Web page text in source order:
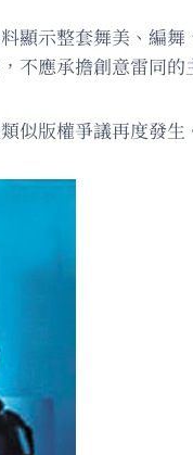
示整套舞美、編
不應承擔創意雷同的
似版權爭議再度發生